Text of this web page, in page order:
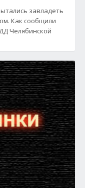
завладеть
Как сообщили
Челябинской